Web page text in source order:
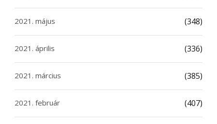
2021. május (348)
2021. április (336)
2021. március (385)
2021. február (407)